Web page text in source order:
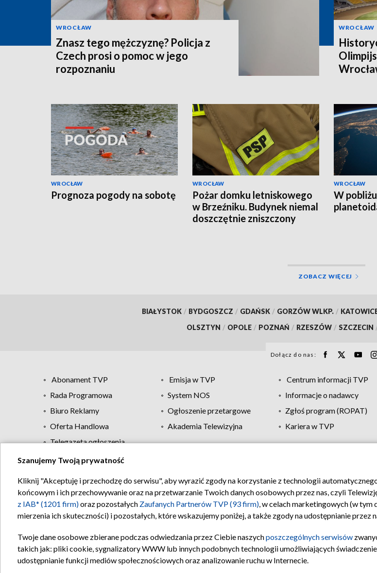
WROCŁAW
Znasz tego mężczyznę? Policja z
Czech prosi o pomoc w jego
rozpoznaniu
WROCŁAW
WROCŁAW
Prognoza pogody na sobotę
WROCŁAW
Pożar domku letniskowego
w Brzeźniku. Budynek niemal
doszczętnie zniszczony
WROCŁAW
W
ZOBACZ WIĘCEJ
BIAŁYSTOK / BYDGOSZCZ / GDAŃSK / GORZÓW WLKP. /
OLSZTYN / OPOLE / POZNAŃ / RZESZÓW / SZCZECIN
Dołącz do nas:
Abonament TVP Emisja w TVP Centrum informacji TVP
Rada Programowa
System NOS Informacje o nadawcy
Biuro Reklamy
Ogłoszenie przetargowe Zgłoś program (ROPAT)
Oferta Handlowa
Akademia Telewizyjna Kariera w TVP
Telegazeta ogłoszenia
Regulamin TVP Polityka prywatności Moje zgody
Szanujemy Twoją prywatność
Kliknij "Akceptuję i przechodzę do serwisu", aby wyrazić zgody na korzystanie z technologii
końcowym i ich przechowywanie oraz na przetwarzanie Twoich danych osobowych przez nas, czyli
z IAB* (1201 firm)oraz pozostałych Zaufanych Partnerów TVP (93 firm), w celach marketingowych (w
mierzenia ich skuteczności) i pozostałych, które wskazujemy poniżej, a także zgody na udostępnianie
Twoje dane osobowe zbierane podczas odwiedzania przez Ciebie naszychposzczególnych serwisów
takich jak: pliki cookie, sygnalizatory WWW lub innych podobnych technologii umożliwiających
udostępnianie funkcji mediów społecznościowych oraz analizowanie ruchu w Internecie.